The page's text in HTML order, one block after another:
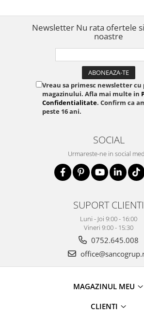
albastru pentru organizare
și identificar
Newsletter Nu rata ofertele
noastre
Vreau sa primesc newsletter
magazinului. Afla mai multe in
Confidentialitate. Confirm ca
peste 16 ani.
SOCIAL
Urmareste-ne in social
SUPORT CLIENTI
Luni - Joi 9:00 - 16:00
Vineri 9:00 - 15:30
0752.645.008
MAGAZINUL MEU
CLIENTI